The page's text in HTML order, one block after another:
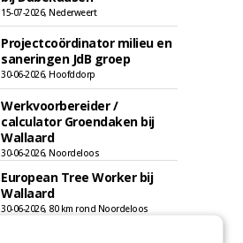
15-07-2026, Nederweert
Projectcoördinator milieu en
saneringen JdB groep
30-06-2026, Hoofddorp
Werkvoorbereider /
calculator Groendaken bij
Wallaard
30-06-2026, Noordeloos
European Tree Worker bij
Wallaard
30-06-2026, 80 km rond Noordeloos